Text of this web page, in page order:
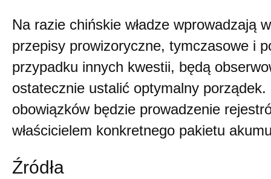
Na razie chińskie władze wprowadzają
przepisy prowizoryczne, tymczasowe i
przypadku innych kwestii, będą
ostatecznie ustalić optymalny
obowiązków będzie prowadzenie
właścicielem konkretnego pakietu
Źródła